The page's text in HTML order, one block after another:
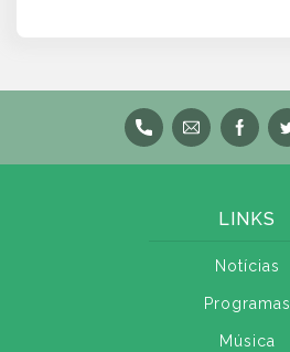
LINKS
Notícias
Programas
Música